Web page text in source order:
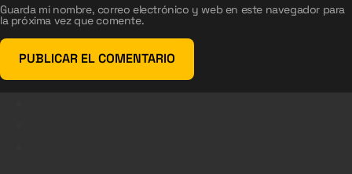
Guarda mi nombre, correo electrónico y web en este navegador para
la próxima vez que comente.